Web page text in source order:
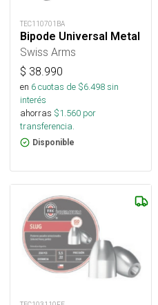
TEC110701BA
Bipode Universal Metal
Swiss Arms
$ 38.990
en 6cuotas de $6.498sin
interés
ahorras $1.560 por
transferencia.
Disponible